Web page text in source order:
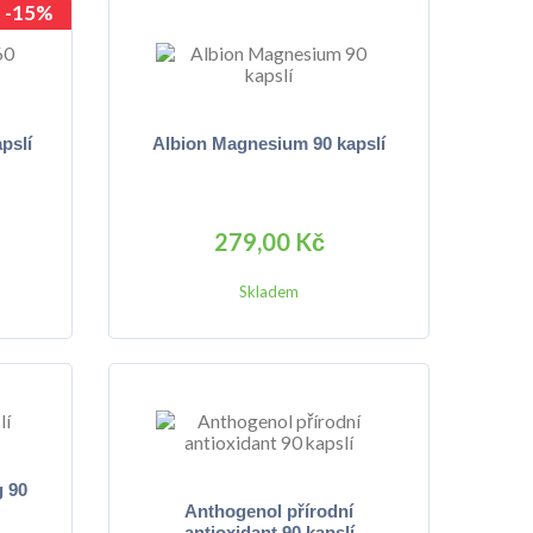
-15%
Albion Magnesium 90 kapslí
279,00 Kč
Skladem
90
Anthogenol přírodní